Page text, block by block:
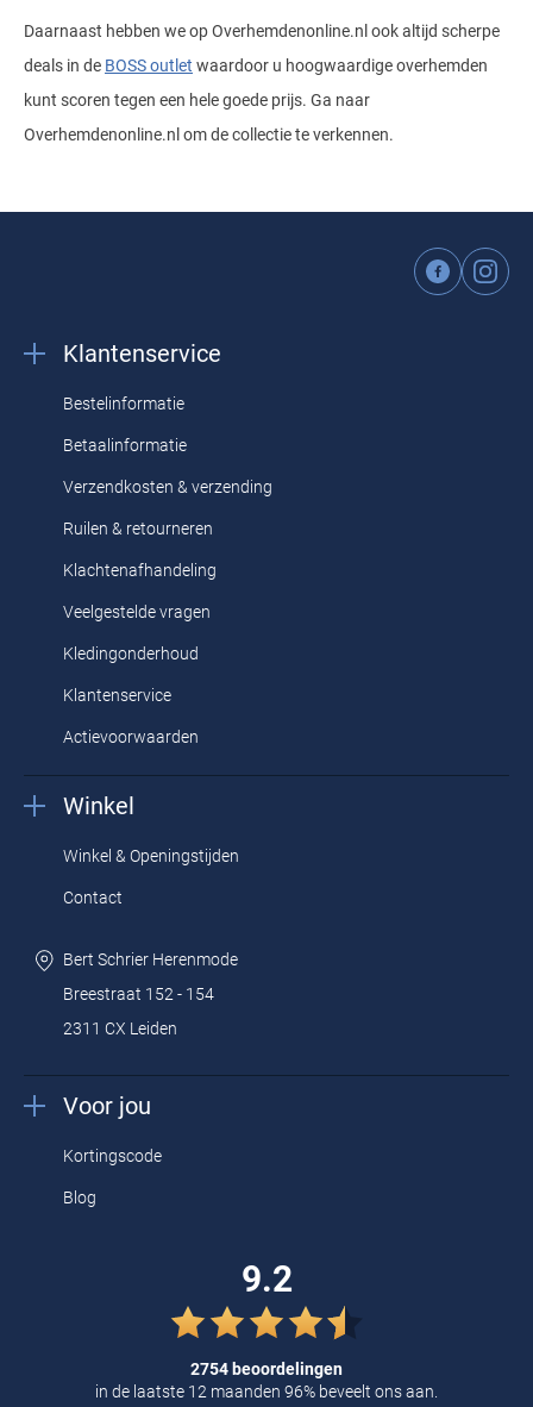
Daarnaast hebben we op Overhemdenonline.nl ook altijd scherpe
deals in de BOSS outlet waardoor u hoogwaardige overhemden
kunt scoren tegen een hele goede prijs. Ga naar
Overhemdenonline.nl om de collectie te verkennen.
Klantenservice
Bestelinformatie
Betaalinformatie
Verzendkosten & verzending
Ruilen & retourneren
Klachtenafhandeling
Veelgestelde vragen
Kledingonderhoud
Klantenservice
Actievoorwaarden
Winkel
Winkel & Openingstijden
Contact
Bert Schrier Herenmode
Breestraat 152 - 154
2311 CX Leiden
Voor jou
Kortingscode
Blog
9.2
2754 beoordelingen
in de laatste 12 maanden 96% beveelt ons aan.